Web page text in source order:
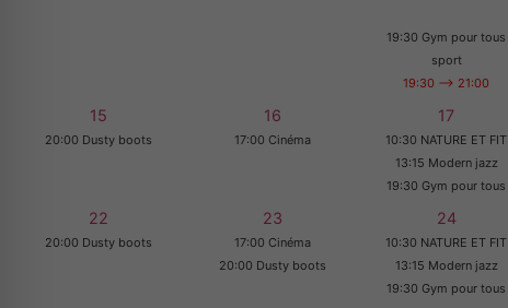
19:30 Gym pour tous
sport
19:30 --> 21:00
15
20:00 Dusty boots
16
17:00 Cinéma
17
10:30 NATURE ET FIT
13:15 Modern jazz
19:30 Gym pour tous
22
20:00 Dusty boots
23
17:00 Cinéma
20:00 Dusty boots
24
10:30 NATURE ET FIT
13:15 Modern jazz
19:30 Gym pour tous